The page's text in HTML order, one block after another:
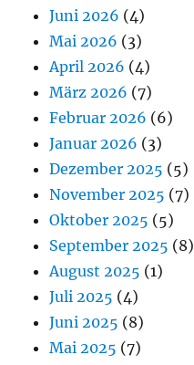
Juni 2026 (4)
Mai 2026 (3)
April 2026 (4)
März 2026 (7)
Februar 2026 (6)
Januar 2026 (3)
Dezember 2025 (5)
November 2025 (7)
Oktober 2025 (5)
September 2025 (8)
August 2025 (1)
Juli 2025 (4)
Juni 2025 (8)
Mai 2025 (7)